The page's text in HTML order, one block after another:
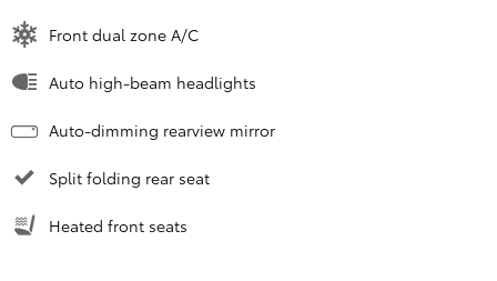
Front dual zone A/C
Auto high-beam headlights
Auto-dimming rearview mirror
Split folding rear seat
Heated front seats